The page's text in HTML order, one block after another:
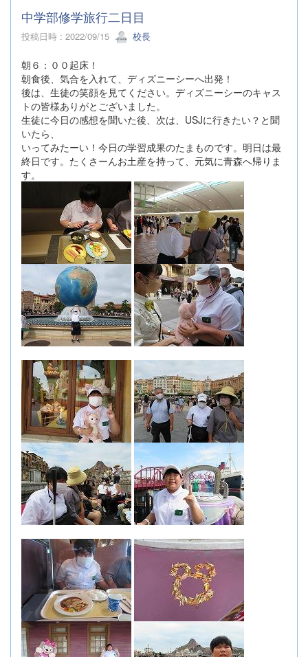
中学部修学旅行二日目
投稿日時 : 2022/09/15 校長
朝６：００起床！
朝食後、気合を入れて、ディズニーシーへ出発！
後は、生徒の笑顔を見てください。ディズニーシーのキャス
トの皆様ありがとございました。
生徒に今日の感想を聞いた後、次は、USJに行きたい？と聞
いたら、
いってみたーい！今日の学習成果のたまものです。明日は最
終日です。たくさーんお土産を持って、元気に青森へ帰りま
す。